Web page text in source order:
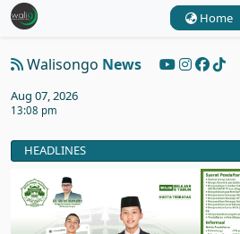
Home
Walisongo News
Aug 07, 2026
13:08 pm
HEADLINES